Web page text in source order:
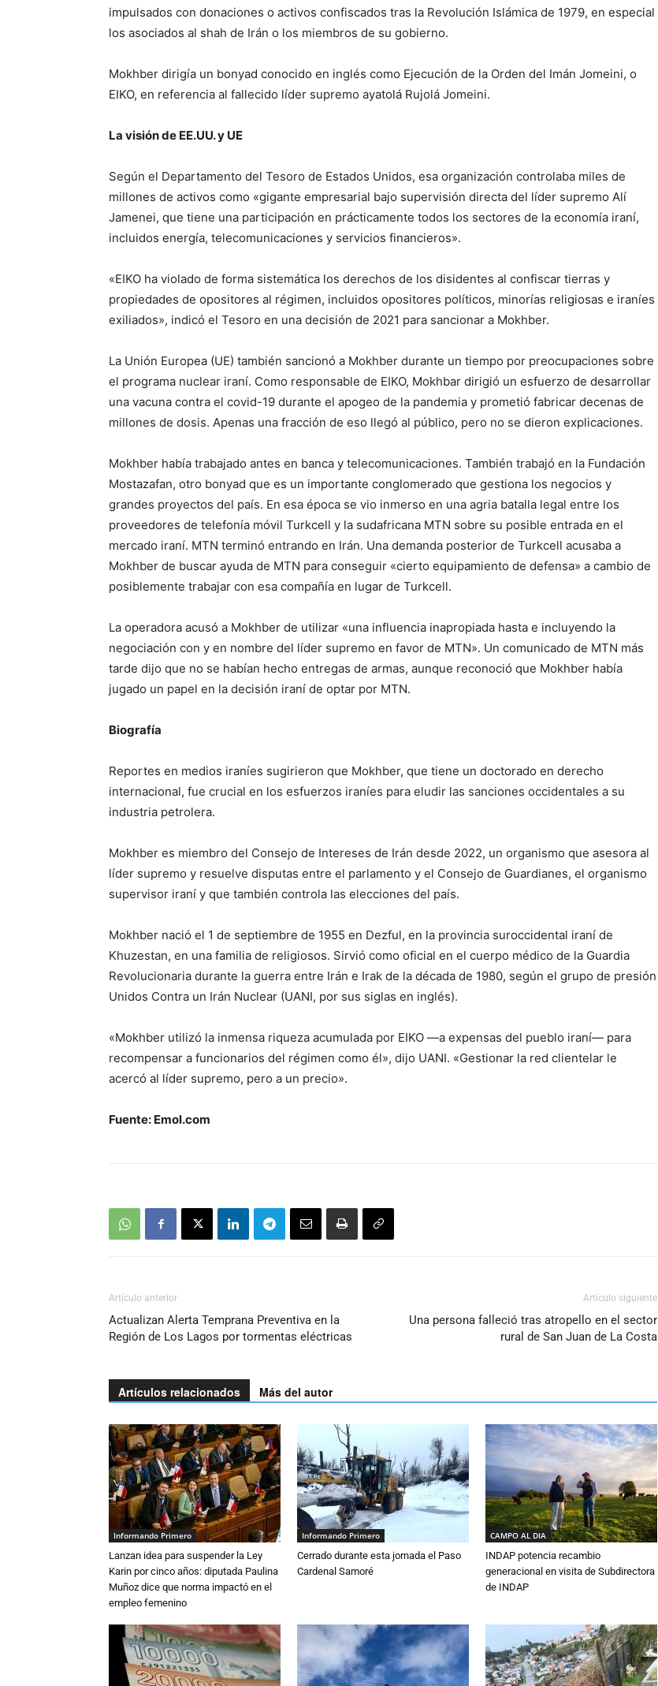
impulsados con donaciones o activos confiscados tras la Revolución Islámica de 1979, en especial
los asociados al shah de Irán o los miembros de su gobierno.
Mokhber dirigía un bonyad conocido en inglés como Ejecución de la Orden del Imán Jomeini, o
EIKO, en referencia al fallecido líder supremo ayatolá Rujolá Jomeini.
La visión de EE.UU. y UE
Según el Departamento del Tesoro de Estados Unidos, esa organización controlaba miles de
millones de activos como «gigante empresarial bajo supervisión directa del líder supremo Alí
Jamenei, que tiene una participación en prácticamente todos los sectores de la economía iraní,
incluidos energía, telecomunicaciones y servicios financieros».
«EIKO ha violado de forma sistemática los derechos de los disidentes al confiscar tierras y
propiedades de opositores al régimen, incluidos opositores políticos, minorías religiosas e iraníes
exiliados», indicó el Tesoro en una decisión de 2021 para sancionar a Mokhber.
La Unión Europea (UE) también sancionó a Mokhber durante un tiempo por preocupaciones sobre
el programa nuclear iraní. Como responsable de EIKO, Mokhbar dirigió un esfuerzo de desarrollar
una vacuna contra el covid-19 durante el apogeo de la pandemia y prometió fabricar decenas de
millones de dosis. Apenas una fracción de eso llegó al público, pero no se dieron explicaciones.
Mokhber había trabajado antes en banca y telecomunicaciones. También trabajó en la Fundación
Mostazafan, otro bonyad que es un importante conglomerado que gestiona los negocios y
grandes proyectos del país. En esa época se vio inmerso en una agria batalla legal entre los
proveedores de telefonía móvil Turkcell y la sudafricana MTN sobre su posible entrada en el
mercado iraní. MTN terminó entrando en Irán. Una demanda posterior de Turkcell acusaba a
Mokhber de buscar ayuda de MTN para conseguir «cierto equipamiento de defensa» a cambio de
posiblemente trabajar con esa compañía en lugar de Turkcell.
La operadora acusó a Mokhber de utilizar «una influencia inapropiada hasta e incluyendo la
negociación con y en nombre del líder supremo en favor de MTN». Un comunicado de MTN más
tarde dijo que no se habían hecho entregas de armas, aunque reconoció que Mokhber había
jugado un papel en la decisión iraní de optar por MTN.
Biografía
Reportes en medios iraníes sugirieron que Mokhber, que tiene un doctorado en derecho
internacional, fue crucial en los esfuerzos iraníes para eludir las sanciones occidentales a su
industria petrolera.
Mokhber es miembro del Consejo de Intereses de Irán desde 2022, un organismo que asesora al
líder supremo y resuelve disputas entre el parlamento y el Consejo de Guardianes, el organismo
supervisor iraní y que también controla las elecciones del país.
Mokhber nació el 1 de septiembre de 1955 en Dezful, en la provincia suroccidental iraní de
Khuzestan, en una familia de religiosos. Sirvió como oficial en el cuerpo médico de la Guardia
Revolucionaria durante la guerra entre Irán e Irak de la década de 1980, según el grupo de presión
Unidos Contra un Irán Nuclear (UANI, por sus siglas en inglés).
«Mokhber utilizó la inmensa riqueza acumulada por EIKO —a expensas del pueblo iraní— para
recompensar a funcionarios del régimen como él», dijo UANI. «Gestionar la red clientelar le
acercó al líder supremo, pero a un precio».
Fuente: Emol.com
Artículo anterior
Actualizan Alerta Temprana Preventiva en la
Región de Los Lagos por tormentas eléctricas
Artículo siguiente
Una persona falleció tras atropello en el sector
rural de San Juan de La Costa
Artículos relacionados Más del autor
Informando Primero
Lanzan idea para suspender la Ley
Karin por cinco años: diputada Paulina
Muñoz dice que norma impactó en el
empleo femenino
Informando Primero
Cerrado durante esta jornada el Paso
Cardenal Samoré
CAMPO AL DIA
INDAP potencia recambio
generacional en visita de Subdirectora
de INDAP